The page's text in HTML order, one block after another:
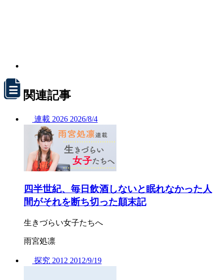
関連記事
連載 2026 2026/8/4
四半世紀、毎日飲酒しないと眠れなかった人
間がそれを断ち切った顛末記
生きづらい女子たちへ
雨宮処凛
探究 2012 2012/9/19